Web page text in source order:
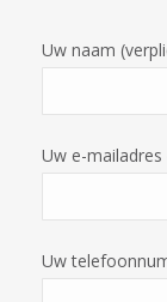
Uw naam
Uw e-mailadres
Uw